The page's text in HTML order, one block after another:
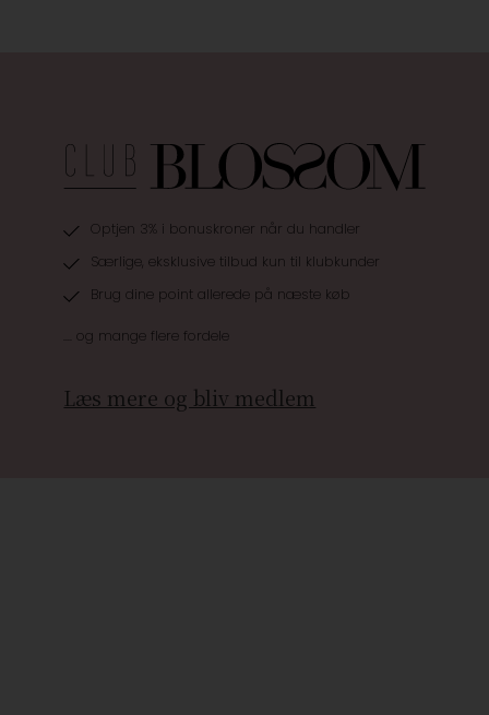
Optjen 3% i bonuskroner når du handler
Særlige, eksklusive tilbud kun til klubkunder
Brug dine point allerede på næste køb
.... og mange flere fordele
Læs mere og bliv medlem